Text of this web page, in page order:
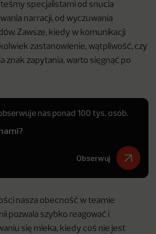
specjalistami od snucia
narracji, od wyczuwania
Zawsze, kiedy w komunikacji
zastanowienie, wątpliwość, czy
znak zapytania, warto sięgnąć po
nas ponad 100 tys. osób.
Obserwuj
nasza obecność w teamie
pozwala szybko reagować i
się mleka, kiedy coś nie jest